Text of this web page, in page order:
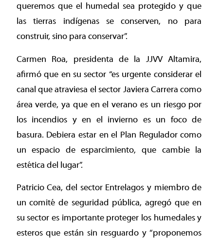
queremos que el humedal sea protegido y que
las tierras indígenas se conserven, no para
construir, sino para conservar”.
Carmen Roa, presidenta de la JJVV Altamira,
afirmó que en su sector “es urgente considerar el
canal que atraviesa el sector Javiera Carrera como
área verde, ya que en el verano es un riesgo por
los incendios y en el invierno es un foco de
basura. Debiera estar en el Plan Regulador como
un espacio de esparcimiento, que cambie la
estética del lugar”.
Patricio Cea, del sector Entrelagos y miembro de
un comité de seguridad pública, agregó que en
su sector es importante proteger los humedales y
esteros que están sin resguardo y “proponemos